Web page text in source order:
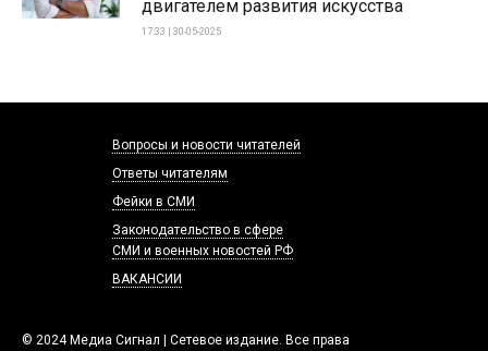
двигателем развития искусства
17:33 | 30-05-2025
© 2024 Медиа Сигнал | Сетевое издание. Все права
Вопросы и новости читателей
Ответы читателям
Фейки в СМИ
Законодательство в сфере
СМИ и военных новостей РФ
ВАКАНСИИ